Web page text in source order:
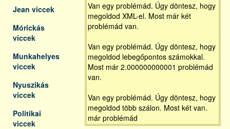
Jean viccek
Mórickás
viccek
Munkahelyes
viccek
Nyuszikás
viccek
Politikai
viccek
Van egy problémád. Úgy döntesz, hogy
megoldod XML-el. Most már két
problémád van.
Van egy problémád. Úgy döntesz, hogy
megoldod lebegőpontos számokkal.
Most már 2.000000000001 problémád
van.
Van egy problémád. Úgy döntesz, hogy
megoldod több szálon. Most két van.
már problémád